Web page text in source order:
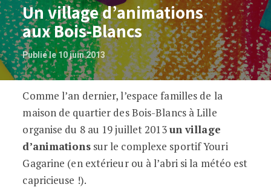
Un village d’animations
aux Bois-Blancs
Publié le 10 juin 2013
Un village d’animations aux Bois-Blancs
Comme l’an dernier, l’espace familles de la
maison de quartier des Bois-Blancs à Lille
organise du 8 au 19 juillet 2013un village
d’animationssur le complexe sportif Youri
Gagarine (en extérieur ou à l’abri si la météo est
capricieuse !).